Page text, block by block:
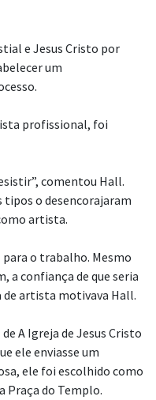
e Jesus Cristo por
um
profissional, foi
comentou Hall.
tipos o desencorajaram
artista.
para o trabalho. Mesmo
a confiança de que seria
de artista motivava Hall.
A Igreja de Jesus Cristo
ele enviasse um
ele foi escolhido como
Praça do Templo.